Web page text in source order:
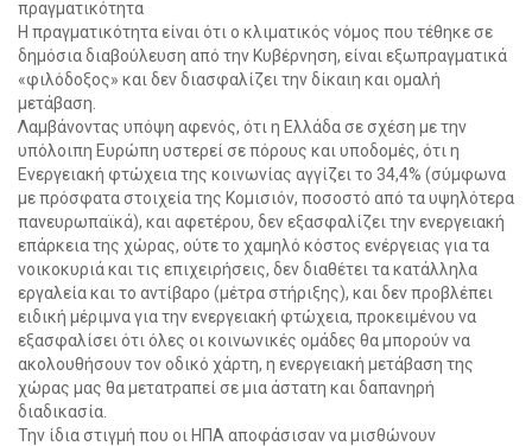
πραγματικότητα
Η πραγματικότητα είναι ότι ο κλιματικός νόμος που τέθηκε σε
δημόσια διαβούλευση από την Κυβέρνηση, είναι εξωπραγματικά
«φιλόδοξος» και δεν διασφαλίζει την δίκαιη και ομαλή
μετάβαση.
Λαμβάνοντας υπόψη αφενός, ότι η Ελλάδα σε σχέση με την
υπόλοιπη Ευρώπη υστερεί σε πόρους και υποδομές, ότι η
Ενεργειακή φτώχεια της κοινωνίας αγγίζει το 34,4% (σύμφωνα
με πρόσφατα στοιχεία της Κομισιόν, ποσοστό από τα υψηλότερα
πανευρωπαϊκά), και αφετέρου, δεν εξασφαλίζει την ενεργειακή
επάρκεια της χώρας, ούτε το χαμηλό κόστος ενέργειας για τα
νοικοκυριά και τις επιχειρήσεις, δεν διαθέτει τα κατάλληλα
εργαλεία και το αντίβαρο (μέτρα στήριξης), και δεν προβλέπει
ειδική μέριμνα για την ενεργειακή φτώχεια, προκειμένου να
εξασφαλίσει ότι όλες οι κοινωνικές ομάδες θα μπορούν να
ακολουθήσουν τον οδικό χάρτη, η ενεργειακή μετάβαση της
χώρας μας θα μετατραπεί σε μια άστατη και δαπανηρή
διαδικασία.
Την ίδια στιγμή που οι ΗΠΑ αποφάσισαν να μισθώνουν